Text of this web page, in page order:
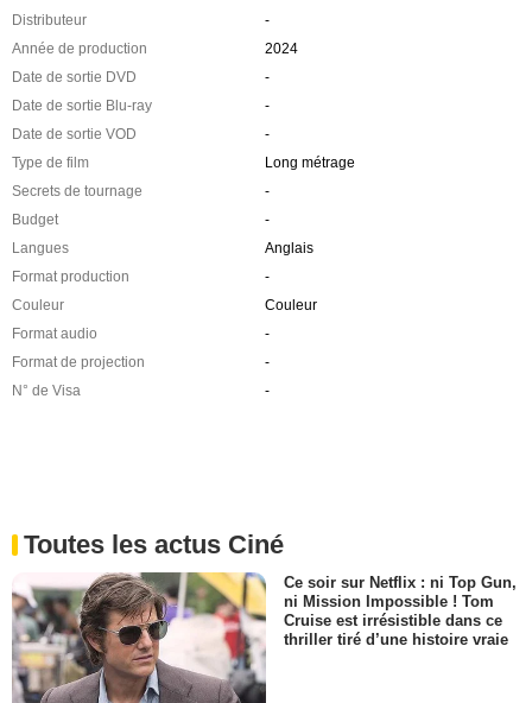
Distributeur
-
Année de production
2024
Date de sortie DVD
-
Date de sortie Blu-ray
-
Date de sortie VOD
-
Type de film
Long métrage
Secrets de tournage
-
Budget
-
Langues
Anglais
Format production
-
Couleur
Couleur
Format audio
-
Format de projection
-
N° de Visa
-
Toutes les actus Ciné
Ce soir sur Netflix : ni Top Gun,
ni Mission Impossible ! Tom
Cruise est irrésistible dans ce
thriller tiré d’une histoire vraie